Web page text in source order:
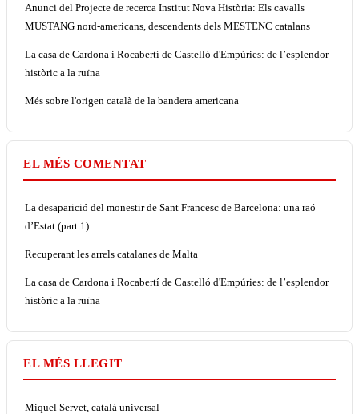
Anunci del Projecte de recerca Institut Nova Història: Els cavalls
MUSTANG nord-americans, descendents dels MESTENC catalans
La casa de Cardona i Rocabertí de Castelló d'Empúries: de l’esplendor
històric a la ruïna
Més sobre l'origen català de la bandera americana
EL MÉS COMENTAT
La desaparició del monestir de Sant Francesc de Barcelona: una raó
d’Estat (part 1)
Recuperant les arrels catalanes de Malta
La casa de Cardona i Rocabertí de Castelló d'Empúries: de l’esplendor
històric a la ruïna
EL MÉS LLEGIT
Miquel Servet, català universal